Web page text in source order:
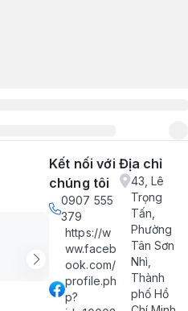
Kết nối với
chúng tôi
0907 555
379
https://w
ww.faceb
ook.com/
profile.ph
p?
Địa chỉ
43, Lê
Trọng
Tấn,
Phường
Tân Sơn
Nhì,
Thành
phố Hồ